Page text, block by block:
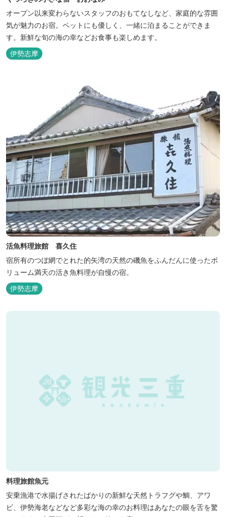
オープン以来変わらないスタッフのおもてなしなど、家庭的な雰囲
気が魅力のお宿。ペットにも優しく、一緒に泊まることができま
す。新鮮な旬の海の幸などお食事も楽しめます。
伊勢志摩
活魚料理旅館 喜久住
宿所有のつぼ網でとれた的矢湾の天然の磯魚をふんだんに使ったボ
リューム満天の活き魚料理が自慢の宿。
伊勢志摩
料理旅館魚元
安乗漁港で水揚げされたばかりの新鮮な天然トラフグや鯛、アワ
ビ、伊勢海老などなど多彩な海の幸のお料理はあなたの眼を舌を驚